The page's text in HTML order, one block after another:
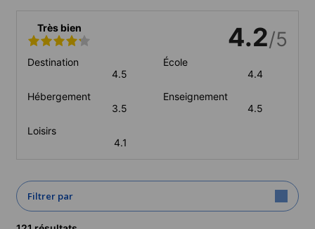
Très bien 4.2/5
Destination
4.5
École
4.4
Hébergement
3.5
Enseignement
4.5
Loisirs
4.1
Filtrer par